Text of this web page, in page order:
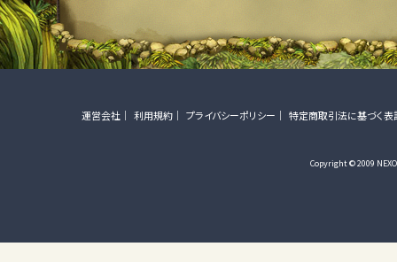
運営会社 利用規約 プライバシーポリシー 特定商取引法に基づく表
Copyright © 2009